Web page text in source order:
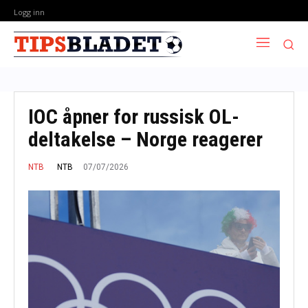
Logg inn
IOC åpner for russisk OL-
deltakelse – Norge reagerer
NTB NTB 07/07/2026